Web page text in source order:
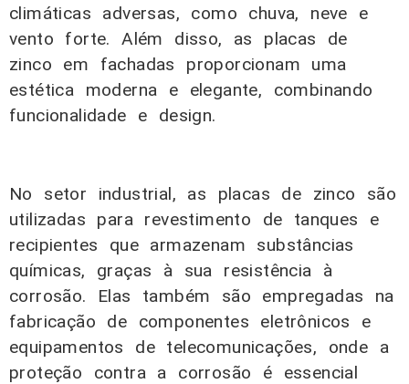
climáticas adversas, como chuva, neve e
vento forte. Além disso, as placas de
zinco em fachadas proporcionam uma
estética moderna e elegante, combinando
funcionalidade e design.
No setor industrial, as placas de zinco são
utilizadas para revestimento de tanques e
recipientes que armazenam substâncias
químicas, graças à sua resistência à
corrosão. Elas também são empregadas na
fabricação de componentes eletrônicos e
equipamentos de telecomunicações, onde a
proteção contra a corrosão é essencial